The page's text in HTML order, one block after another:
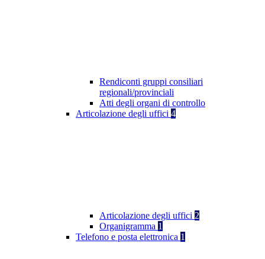
Rendiconti gruppi consiliari
regionali/provinciali
Atti degli organi di controllo
Articolazione degli uffici 4
Articolazione degli uffici 2
Organigramma 1
Telefono e posta elettronica 1